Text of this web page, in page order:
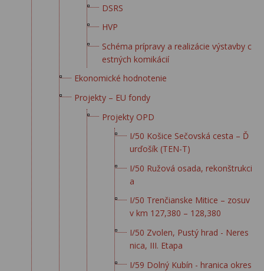
DSRS
HVP
Schéma prípravy a realizácie výstavby c
estných komikácií
Ekonomické hodnotenie
Projekty – EU fondy
Projekty OPD
I/50 Košice Sečovská cesta – Ď
urďošík (TEN-T)
I/50 Ružová osada, rekonštrukci
a
I/50 Trenčianske Mitice – zosuv
v km 127,380 – 128,380
I/50 Zvolen, Pustý hrad - Neres
nica, III. Etapa
I/59 Dolný Kubín - hranica okres